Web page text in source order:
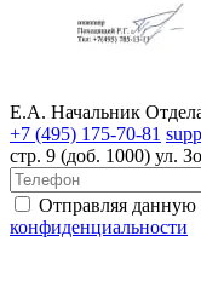
Е.А. Начальник
+7 (495) 175-70-81
стр. 9 (доб. 1000) ул.
Отправляя данную
конфиденциальности